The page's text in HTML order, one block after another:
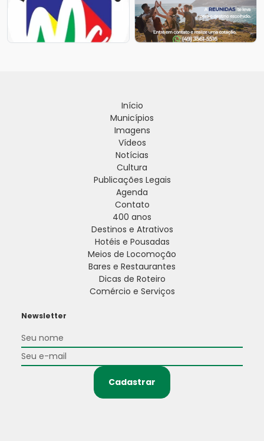
Início
Municípios
Imagens
Vídeos
Notícias
Cultura
Publicações Legais
Agenda
Contato
400 anos
Destinos e Atrativos
Hotéis e Pousadas
Meios de Locomoção
Bares e Restaurantes
Dicas de Roteiro
Comércio e Serviços
Newsletter
Cadastrar